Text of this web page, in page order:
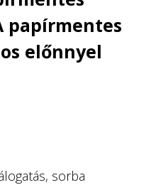
papírmentes
előnnyel
sorba